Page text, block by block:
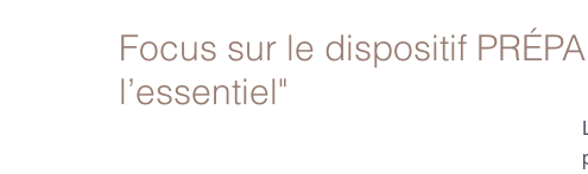
Focus sur le dispositif
l’essentiel"